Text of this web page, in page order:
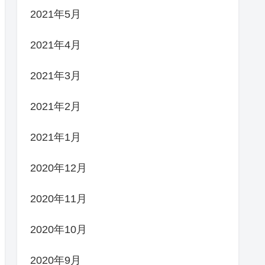
2021年5月
2021年4月
2021年3月
2021年2月
2021年1月
2020年12月
2020年11月
2020年10月
2020年9月